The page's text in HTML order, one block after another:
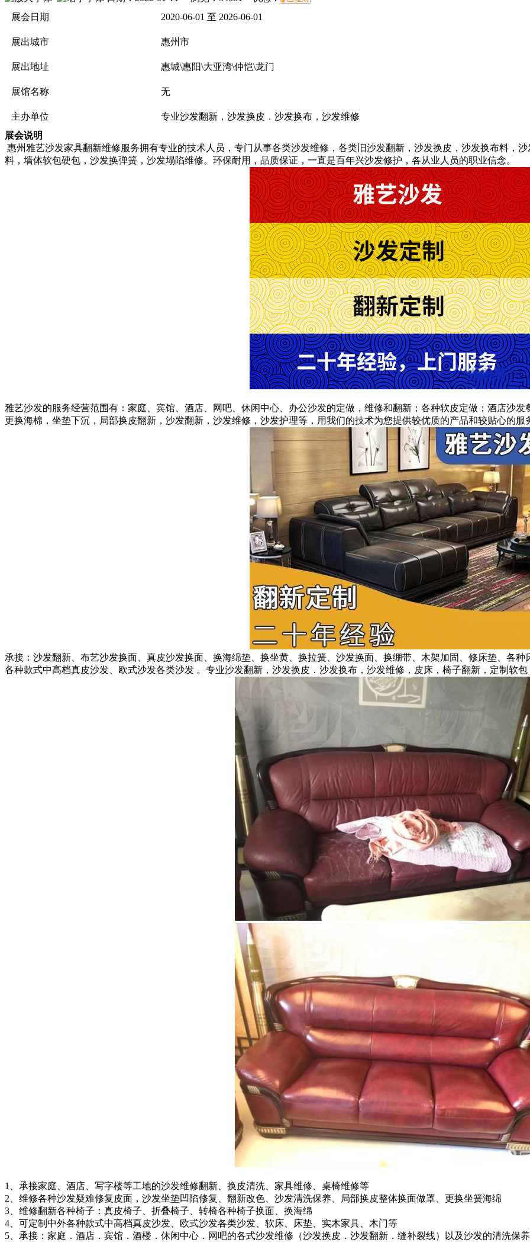
家具售后
材料·设备
家居设计
行业展会
展会日期
2020-06-01 至 2026-06-01
展出城市 惠州市
展出地址 惠城\惠阳\大亚湾\仲恺\龙门
展馆名称 无
主办单位
专业沙发翻新，沙发换皮．沙发换布，沙发维修
展会说明
惠州雅艺沙发家具翻新维修服务拥有专业的技术人员，专门从事各类沙发维修，各类旧沙发翻新，沙发换皮，沙发换布料，
料，墙体软包硬包，沙发换弹簧，沙发塌陷维修。环保耐用，品质保证，一直是百年兴沙发修护，各从业人员的职业信念。
雅艺沙发的服务经营范围有：家庭、宾馆、酒店、网吧、休闲中心、办公沙发的定做，维修和翻新；各种软皮定做；酒店沙
更换海棉，坐垫下沉，局部换皮翻新，沙发翻新，沙发维修，沙发护理等，用我们的技术为您提供较优质的产品和较贴心的服
承接：沙发翻新、布艺沙发换面、真皮沙发换面、换海绵垫、换坐黄、换拉簧、沙发换面、换绷带、木架加固、修床垫、各
各种款式中高档真皮沙发、欧式沙发各类沙发 。专业沙发翻新，沙发换皮．沙发换布，沙发维修，皮床，椅子翻新，定制软
1、承接家庭、酒店、写字楼等工地的沙发维修翻新、换皮清洗、家具维修、桌椅维修等
2、维修各种沙发疑难修复皮面，沙发坐垫凹陷修复、翻新改色、沙发清洗保养、局部换皮整体换面做罩、更换坐簧海绵
3、维修翻新各种椅子：真皮椅子、折叠椅子、转椅各种椅子换面、换海绵
4、可定制中外各种款式中高档真皮沙发、欧式沙发各类沙发、软床、床垫、实木家具、木门等
5、承接：家庭．酒店．宾馆．酒楼．休闲中心．网吧的各式沙发维修（沙发换皮．沙发翻新．缝补裂线）以及沙发的清洗保